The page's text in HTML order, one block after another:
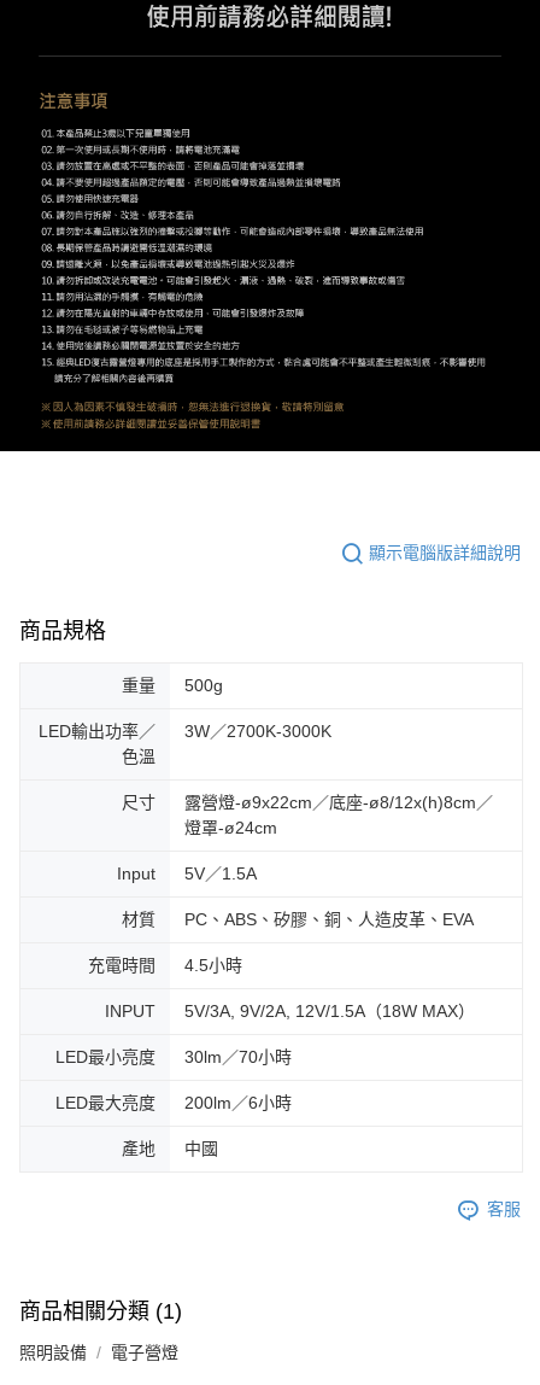
顯示電腦版詳細說明
商品規格
重量 500g
LED輸出功率／
色溫
3W／2700K-3000K
尺寸
露營燈-ø9x22cm／底座-ø8/12x(h)8cm／
燈罩-ø24cm
Input 5V／1.5A
材質 PC、ABS、矽膠、銅、人造皮革、EVA
充電時間 4.5小時
INPUT 5V/3A, 9V/2A, 12V/1.5A（18W MAX）
LED最小亮度 30lm／70小時
LED最大亮度 200lm／6小時
產地 中國
客服
商品相關分類 (1)
照明設備 電子營燈